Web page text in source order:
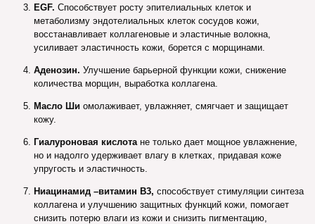
EGF. Способствует росту эпителиальных клеток и
метаболизму эндотелиальных клеток сосудов кожи,
восстанавливает коллагеновые и эластичные волокна,
усиливает эластичность кожи, борется с морщинами.
Аденозин. Улучшение барьерной функции кожи, снижение
количества морщин, выработка коллагена.
Масло Ши омолаживает, увлажняет, смягчает и защищает
кожу.
Гиалуроновая кислотане только дает мощное увлажнение,
но и надолго удерживает влагу в клетках, придавая коже
упругость и эластичность.
Ниацинамид –витамин B3, способствует стимуляции синтеза
коллагена и улучшению защитных функций кожи, помогает
снизить потерю влаги из кожи и снизить пигментацию,